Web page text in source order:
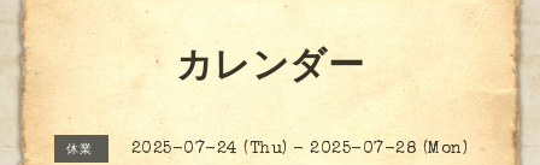
カレンダー
休業 2025-07-24 (Thu) - 2025-07-28 (Mon)